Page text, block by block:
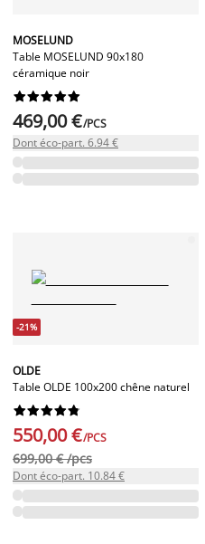
MOSELUND
Table MOSELUND 90x180
céramique noir






469,00 €/PCS
Dont éco-part. 6.94 €
-21%
OLDE
Table OLDE 100x200 chêne naturel






550,00 €/PCS
699,00 € /pcs
Dont éco-part. 10.84 €